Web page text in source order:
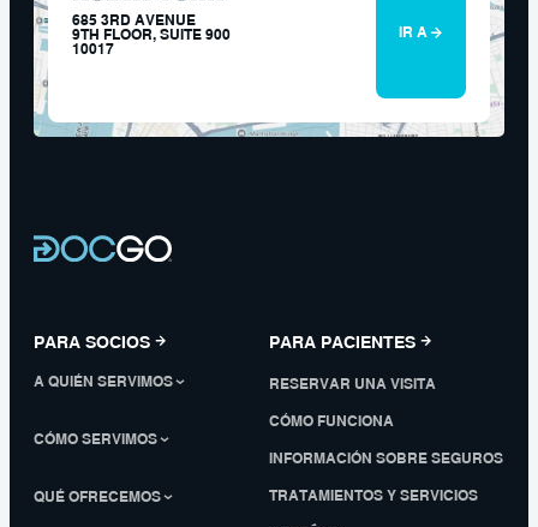
685 3RD AVENUE
9TH FLOOR, SUITE 900
10017
IR A
PARA SOCIOS
A QUIÉN SERVIMOS
CÓMO SERVIMOS
QUÉ OFRECEMOS
PARA PACIENTES
RESERVAR UNA VISITA
CÓMO FUNCIONA
INFORMACIÓN SOBRE SEGUROS
TRATAMIENTOS Y SERVICIOS